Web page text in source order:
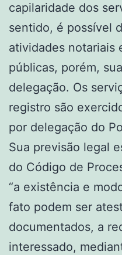
capilaridade dos
sentido, é possível
atividades notariais
públicas, porém,
delegação. Os
registro são
por delegação do
Sua previsão legal
do Código de
“a existência e
fato podem ser
documentados, a
interessado,